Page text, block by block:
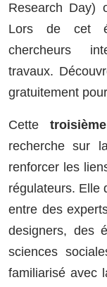
Research Day)
Lors de cet
chercheurs
travaux.
gratuitement
Cette
recherche sur
renforcer les
régulateurs. Elle
entre des
designers, des
sciences
familiarisé avec